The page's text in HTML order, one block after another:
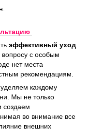
эффективный уход
вопросу с особым
нет места
рекомендациям.
каждому
Мы не только
создаем
во внимание все
внешних